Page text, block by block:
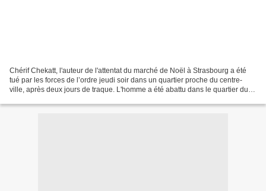
Chérif Chekatt, l'auteur de l'attentat du marché de Noël à Strasbourg a été
tué par les forces de l’ordre jeudi soir dans un quartier proche du centre-
ville, après deux jours de traque. L'homme a été abattu dans le quartier du